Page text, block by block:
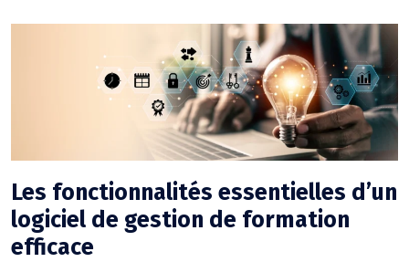
Les fonctionnalités essentielles d’un
logiciel de gestion de formation
efficace